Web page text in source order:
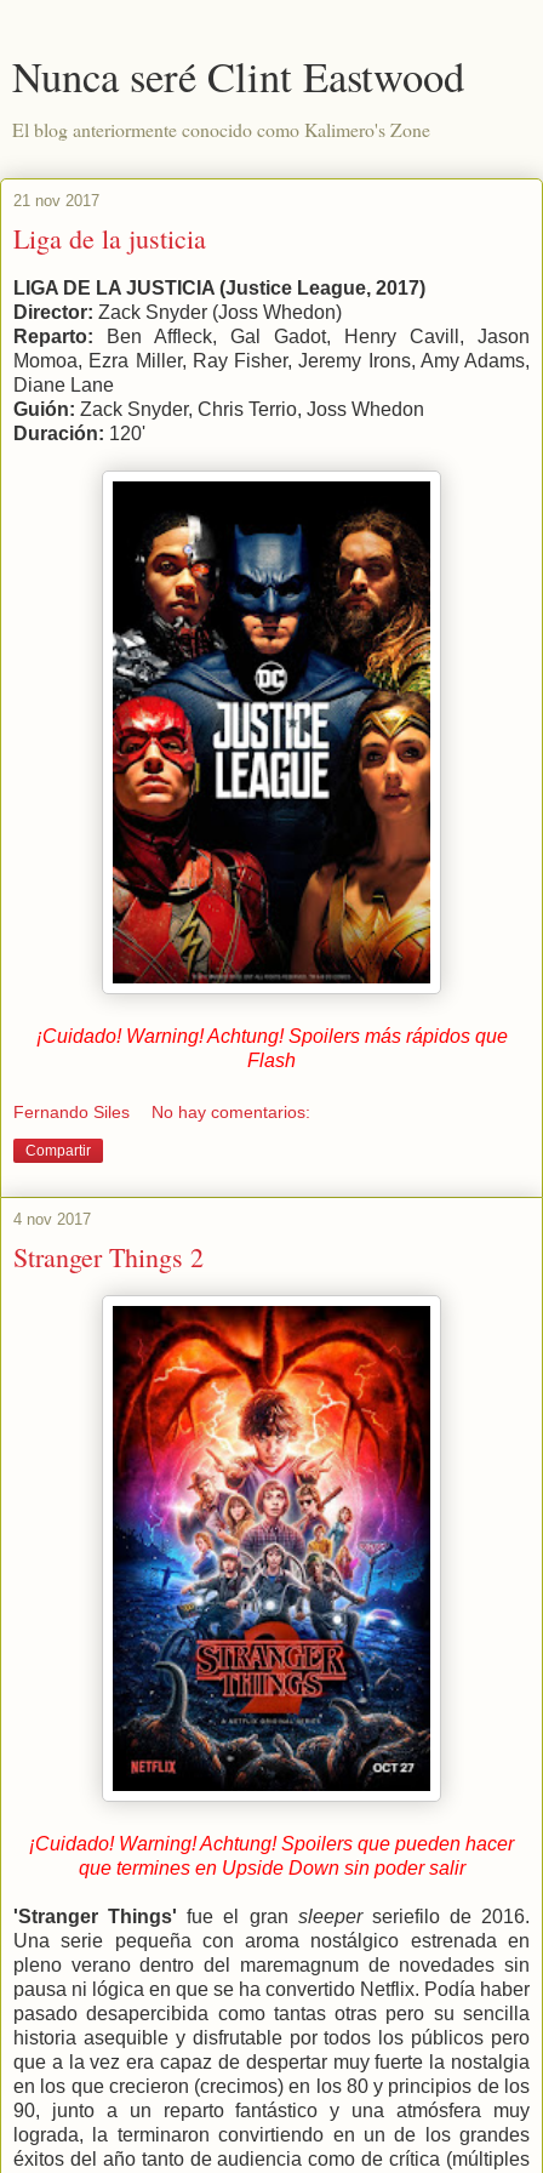
Nunca seré Clint Eastwood
El blog anteriormente conocido como Kalimero's Zone
21 nov 2017
Liga de la justicia
LIGA DE LA JUSTICIA (Justice League, 2017)
Director: Zack Snyder (Joss Whedon)
Reparto: Ben Affleck, Gal Gadot, Henry Cavill, Jason
Momoa, Ezra Miller, Ray Fisher, Jeremy Irons, Amy Adams,
Diane Lane
Guión: Zack Snyder, Chris Terrio, Joss Whedon
Duración: 120'
¡Cuidado! Warning! Achtung! Spoilers más rápidos que
Flash
Fernando Siles No hay comentarios:
Compartir
4 nov 2017
Stranger Things 2
¡Cuidado! Warning! Achtung! Spoilers que pueden hacer
que termines en Upside Down sin poder salir
'Stranger Things' fue el gran sleeperseriefilo de 2016.
Una serie pequeña con aroma nostálgico estrenada en
pleno verano dentro del maremagnum de novedades sin
pausa ni lógica en que se ha convertido Netflix. Podía haber
pasado desapercibida como tantas otras pero su sencilla
historia asequible y disfrutable por todos los públicos pero
que a la vez era capaz de despertar muy fuerte la nostalgia
en los que crecieron (crecimos) en los 80 y principios de los
90, junto a un reparto fantástico y una atmósfera muy
lograda, la terminaron convirtiendo en un de los grandes
éxitos del año tanto de audiencia como de crítica (múltiples